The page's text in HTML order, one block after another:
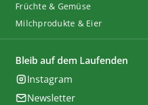
Früchte & Gemüse
Milchprodukte & Eier
Bleib auf dem Laufenden
Instagram
Newsletter